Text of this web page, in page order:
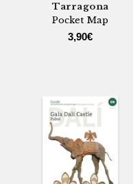
Tarragona
Pocket Map
3,90€